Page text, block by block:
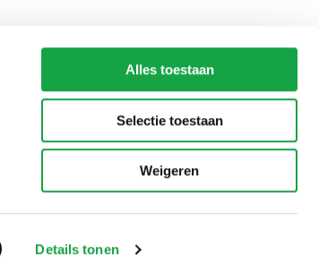
Details tonen
Alles toestaan
Selectie toestaan
Weigeren